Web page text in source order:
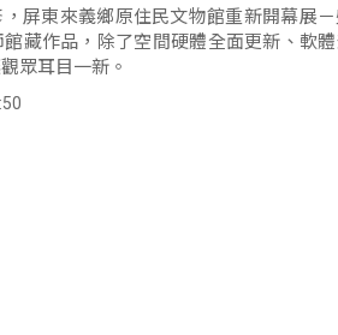
屏東來義鄉原住民文物館重新開幕展
藏作品，除了空間硬體全面更新、軟
眾耳目一新。